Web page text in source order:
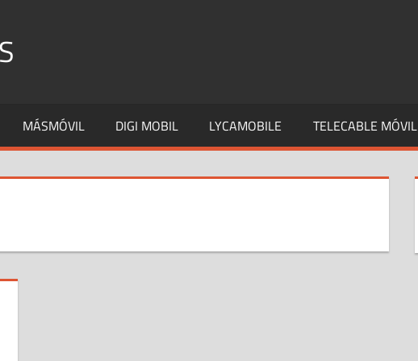
MÁSMÓVIL DIGI MOBIL LYCAMOBILE TELECABLE MÓVIL